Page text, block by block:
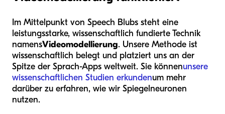
Im Mittelpunkt von Speech Blubs steht eine
leistungsstarke, wissenschaftlich fundierte Technik
namensVideomodellierung. Unsere Methode ist
wissenschaftlich belegt und platziert uns an der
Spitze der Sprach-Apps weltweit. Sie könnenunsere
wissenschaftlichen Studien erkundenum mehr
darüber zu erfahren, wie wir Spiegelneuronen
nutzen.